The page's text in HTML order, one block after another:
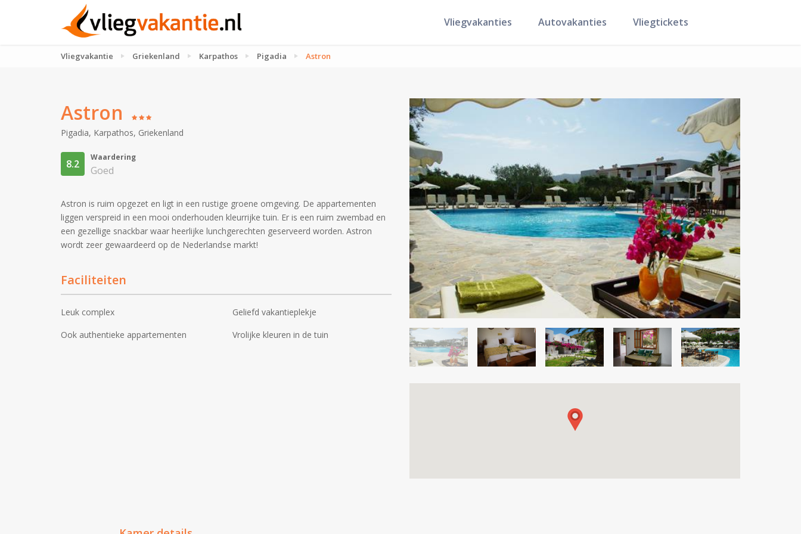
Vliegvakanties Autovakanties Vliegtickets
Vliegvakantie Griekenland Karpathos Pigadia Astron
Astron
Pigadia, Karpathos, Griekenland
8.2
Waardering
Goed
Astron is ruim opgezet en ligt in een rustige groene omgeving. De appartementen
liggen verspreid in een mooi onderhouden kleurrijke tuin. Er is een ruim zwembad en
een gezellige snackbar waar heerlijke lunchgerechten geserveerd worden. Astron
wordt zeer gewaardeerd op de Nederlandse markt!
Faciliteiten
Leuk complex
Geliefd vakantieplekje
Ook authentieke appartementen
Vrolijke kleuren in de tuin